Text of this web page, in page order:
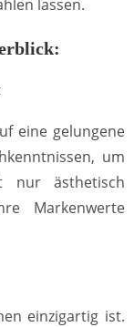
lassen.
eine gelungene
um
nur ästhetisch
Markenwerte
einzigartig ist.